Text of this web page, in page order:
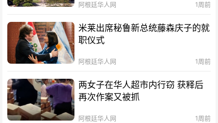
阿根廷华人网 1周前
米莱出席秘鲁新总统藤森庆子的就
职仪式
阿根廷华人网 1周前
两女子在华人超市内行窃 获释后
再次作案又被抓
阿根廷华人网 1周前